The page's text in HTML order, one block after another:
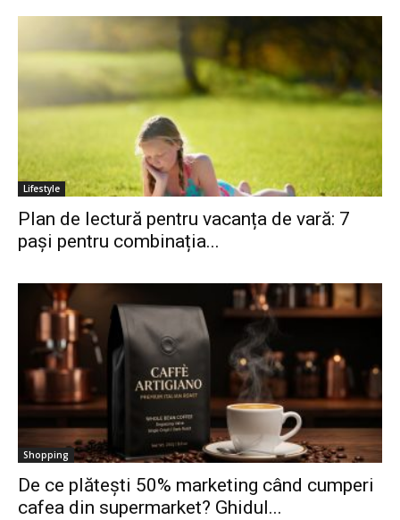
Lifestyle
Plan de lectură pentru vacanța de vară: 7
pași pentru combinația...
Shopping
De ce plătești 50% marketing când cumperi
cafea din supermarket? Ghidul...